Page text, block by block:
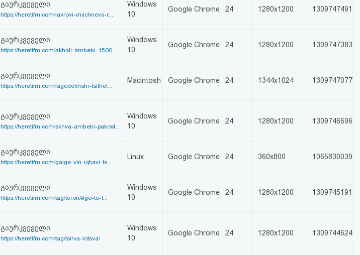
გაურკვეველი
https://heretifm.com/lavrovi-miichnevs-r...
Windows
10
Google Chrome 24 1280x1200 1309747491
გაურკვეველი
https://heretifm.com/akhali-ambebi-1500-...
Windows
10
Google Chrome 24 1280x1200 1309747383
გაურკვეველი
https://heretifm.com/lagodekhshi-tsithel...
Macintosh Google Chrome 24 1344x1024 1309747077
გაურკვეველი
https://heretifm.com/skhva-ambebi-pakost...
Windows
10
Google Chrome 24 1280x1200 1309746696
გაურკვეველი
https://heretifm.com/gaige-vin-iqhavi-ts...
Linux Google Chrome 24 360x800 1065830039
გაურკვეველი
https://heretifm.com/tag/terori/#go-to-t...
Windows
10
Google Chrome 24 1280x1200 1309745191
გაურკვეველი
https://heretifm.com/tag/tsirva-lotsva/
Windows
10
Google Chrome 24 1280x1200 1309744624